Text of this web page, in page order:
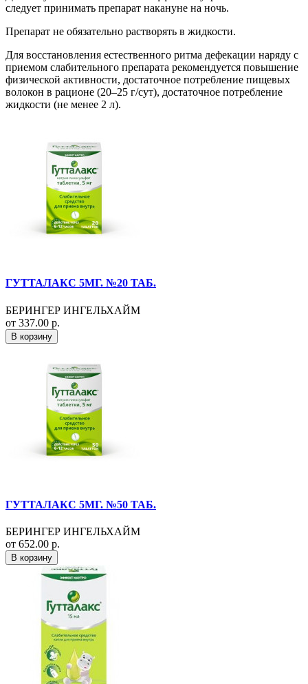
следует принимать препарат накануне на ночь.
Препарат не обязательно растворять в жидкости.
Для восстановления естественного ритма дефекации наряду с
приемом слабительного препарата рекомендуется повышение
физической активности, достаточное потребление пищевых
волокон в рационе (20–25 г/сут), достаточное потребление
жидкости (не менее 2 л).
ГУТТАЛАКС 5МГ. №20 ТАБ.
БЕРИНГЕР ИНГЕЛЬХАЙМ
от 337.00 р.
В корзину
ГУТТАЛАКС 5МГ. №50 ТАБ.
БЕРИНГЕР ИНГЕЛЬХАЙМ
от 652.00 р.
В корзину